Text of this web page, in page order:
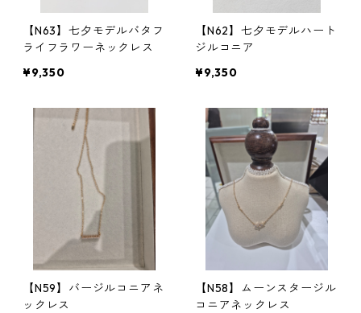
【N63】七夕モデルバタフ
ライフラワーネックレス
¥9,350
【N62】七夕モデルハート
ジルコニア
¥9,350
【N59】バージルコニアネ
ックレス
【N58】ムーンスタージル
コニアネックレス